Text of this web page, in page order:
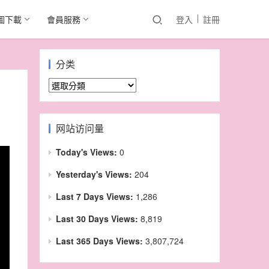
下載 會員服務 登入 註冊
分类
分
类
网站访问量
Today's Views: 0
Yesterday's Views: 204
Last 7 Days Views: 1,286
Last 30 Days Views: 8,819
Last 365 Days Views: 3,807,724